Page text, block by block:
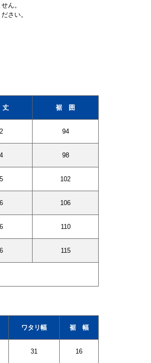
ん。
さい。
裾 囲
94
98
102
106
110
115
ワタリ幅 裾 幅
31 16